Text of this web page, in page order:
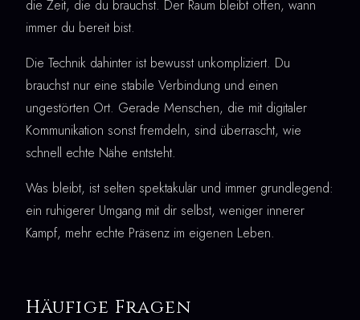
die Zeit, die du brauchst. Der Raum bleibt offen, wann
immer du bereit bist.
Die Technik dahinter ist bewusst unkompliziert. Du
brauchst nur eine stabile Verbindung und einen
ungestörten Ort. Gerade Menschen, die mit digitaler
Kommunikation sonst fremdeln, sind überrascht, wie
schnell echte Nähe entsteht.
Was bleibt, ist selten spektakulär und immer grundlegend:
ein ruhigerer Umgang mit dir selbst, weniger innerer
Kampf, mehr echte Präsenz im eigenen Leben.
Häufige Fragen